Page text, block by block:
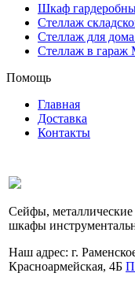
Шкаф
Стеллаж
Стеллаж для
Стеллаж в гараж
Помощь
Главная
Доставка
Контакты
Сейфы, металлические
шкафы
Наш адрес: г.
Красноармейская, 4Б